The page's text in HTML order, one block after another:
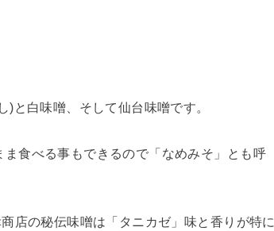
と白味噌、そして仙台味噌です。
食べる事もできるので「なめみそ」とも呼
店の秘伝味噌は「タニカゼ」味と香りが特に